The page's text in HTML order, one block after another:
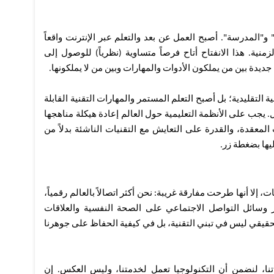
أصبح العمل عن بعد والتعلم عبر الإنترنت واقعاً
هذا الانفتاح أتاح فرصاً متساوية (نظرياً) للوصول إلى
بين من يملكون الأدوات والمهارات وبين من لا يملكونها.
التقليدية؛ بل أصبح التعلم المستمر والمهارات التقنية القابلة
على الأنظمة التعليمية حول العالم إعادة هيكلة مناهجها
والقدرة على التعايش مع التقنيات الناشئة بدلاً من
بضغطة زر.
إلا أنها طرحت مفارقة غريبة: نحن أكثر اتصالاً بالعالم رقمياً،
وسائل التواصل الاجتماعي على الصحة النفسية والعلاقات
ليس في تبني التقنية، بل في كيفية الحفاظ على جوهرنا
لنضمن أن التكنولوجيا تعمل لخدمتنا، وليس العكس. إن